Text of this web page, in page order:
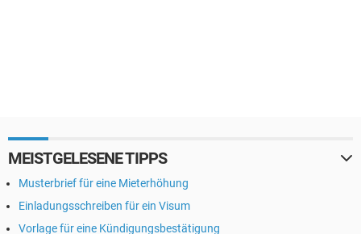
MEISTGELESENE TIPPS
Musterbrief für eine Mieterhöhung
Einladungsschreiben für ein Visum
Vorlage für eine Kündigungsbestätigung